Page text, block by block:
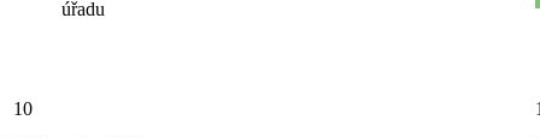
úřadu
10